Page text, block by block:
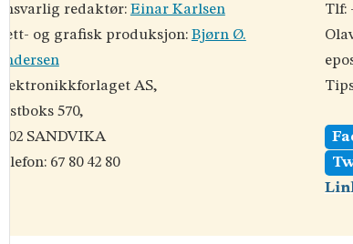
Ansvarlig redaktør: Einar Karlsen
Nett- og grafisk produksjon: Bjørn Ø.
Andersen
Elektronikkforlaget AS,
Postboks 570,
1302 SANDVIKA
Telefon: 67 80 42 80
Tlf: